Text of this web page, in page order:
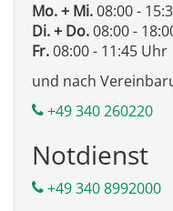
Mo. + Mi.08:00 -
Di. + Do.08:00 -
Fr.08:00 - 11:45 Uhr
und nach
+49 340 260220
Notdienst
+49 340 8992000